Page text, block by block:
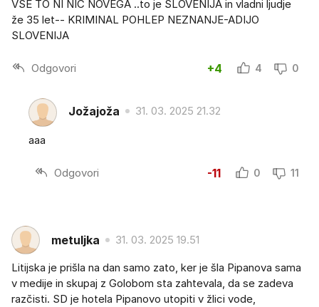
VSE TO NI NIČ NOVEGA ..to je SLOVENIJA in vladni ljudje
že 35 let-- KRIMINAL POHLEP NEZNANJE-ADIJO
SLOVENIJA
Odgovori +4 4 0
Jožajoža 31. 03. 2025 21.32
aaa
Odgovori -11 0 11
metuljka 31. 03. 2025 19.51
Litijska je prišla na dan samo zato, ker je šla Pipanova sama
v medije in skupaj z Golobom sta zahtevala, da se zadeva
razčisti. SD je hotela Pipanovo utopiti v žlici vode,